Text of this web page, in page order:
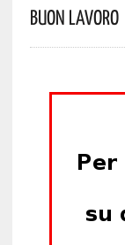
Buon Lavoro